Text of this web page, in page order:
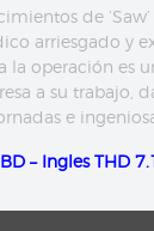
de
arriesgado y
operación es
a su trabajo,
e
– Ingles THD